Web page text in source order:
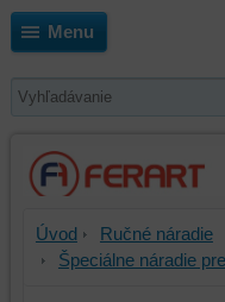
Menu
Úvod
Ručné náradie
Špeciálne náradie